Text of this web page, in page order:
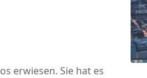
erwiesen. Sie hat es